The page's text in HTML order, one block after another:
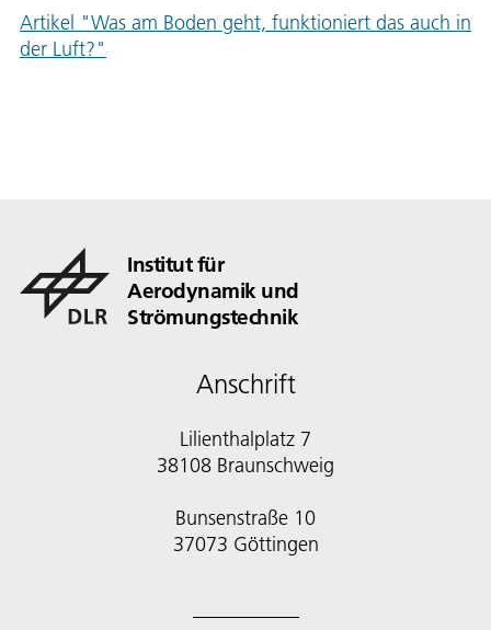
Artikel "Was am Boden geht, funktioniert das auch in
der Luft?"
Institut für
Aerodynamik und
Strömungstechnik
Anschrift
Lilienthalplatz 7
38108 Braunschweig
Bunsenstraße 10